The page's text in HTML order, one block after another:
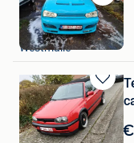
Bewaren
in
Mijn
Favorieten
Caroline
Westmalle
Bewaren
in
Mijn
Favorieten